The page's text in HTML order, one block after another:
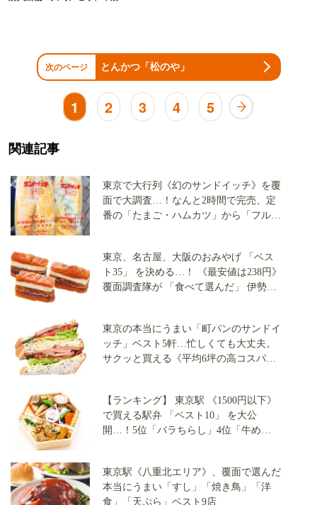
次のページ とんかつ「松のや」
1 2 3 4 5
関連記事
東京で大行列《幻のサンドイッチ》を覆
面で大調査…！なんと2時間で完売、定
番の「たまご・ハムカツ」から「フルー
東京、名古屋、大阪のおみやげ 「ベス
ト35」 を決める…！ 《最安値は238円》
覆面調査隊が 「食べて選んだ」 伊勢
東京の本当にうまい「町パンのサンドイ
ッチ」ベスト5軒…忙しくても大丈夫。
サクッと買える《平均6坪の高コスパ
【ランキング】 東京駅 《1500円以下》
で買える駅弁 「ベスト10」 を大公
開…！5位「バラちらし」4位「牛め
東京駅《八重北エリア》、覆面で選んだ
本当にうまい「すし」「焼き鳥」「洋
食」「天ぷら」ベスト9店